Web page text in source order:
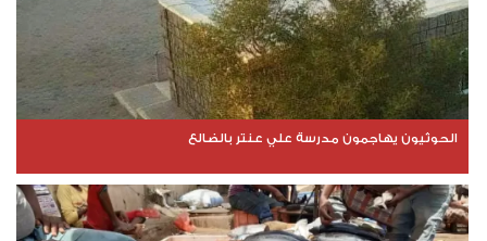
الحوثيون يهاجمون مدرسة علي عنتر بالضالع